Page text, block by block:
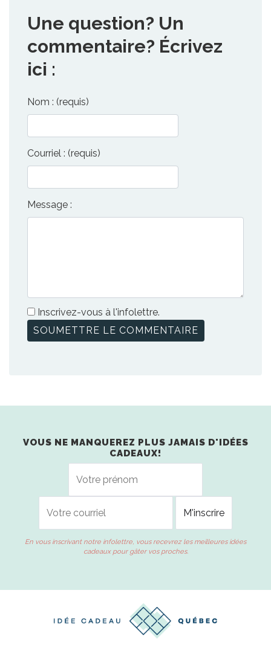
Une question? Un
commentaire? Écrivez
ici :
Nom : (requis)
Courriel : (requis)
Message :
Inscrivez-vous à l'infolettre.
VOUS NE MANQUEREZ PLUS JAMAIS D'IDÉES
CADEAUX!
En vous inscrivant notre infolettre, vous recevrez les meilleures idées
cadeaux pour gâter vos proches.